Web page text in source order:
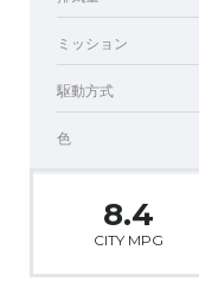
ミッション
駆動方式
色
8.4
CITY MPG